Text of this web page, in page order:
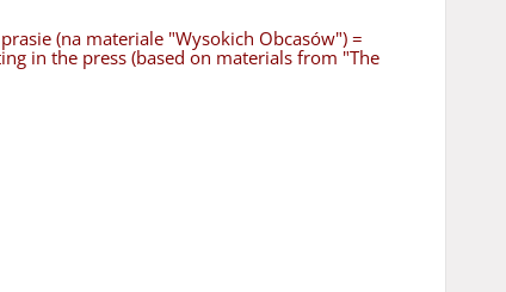
(na materiale "Wysokich Obcasów") =
in the press (based on materials from "The